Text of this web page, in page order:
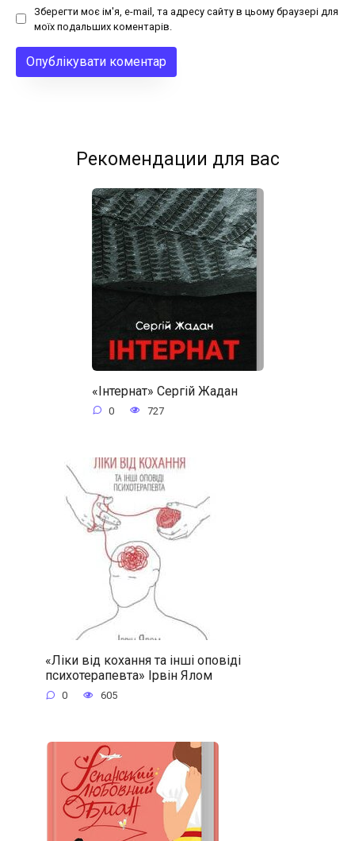
Зберегти моє ім'я, e-mail, та адресу сайту в цьому браузері для
моїх подальших коментарів.
Рекомендации для вас
«Інтернат» Сергій Жадан
0 727
«Ліки від кохання та інші оповіді
психотерапевта» Ірвін Ялом
0 605